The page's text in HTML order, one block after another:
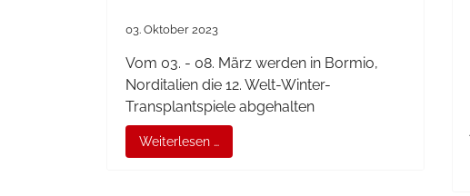
03. Oktober 2023
Vom 03. - 08. März werden in Bormio,
Norditalien die 12. Welt-Winter-
Transplantspiele abgehalten
Weiterlesen …